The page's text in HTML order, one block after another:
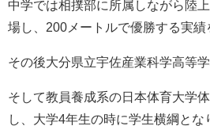
中学では相撲部に所属しながら陸
場し、200メートルで優勝する実績
その後大分県立宇佐産業科学高等
そして教員養成系の日本体育大学
し、大学4年生の時に学生横綱とな